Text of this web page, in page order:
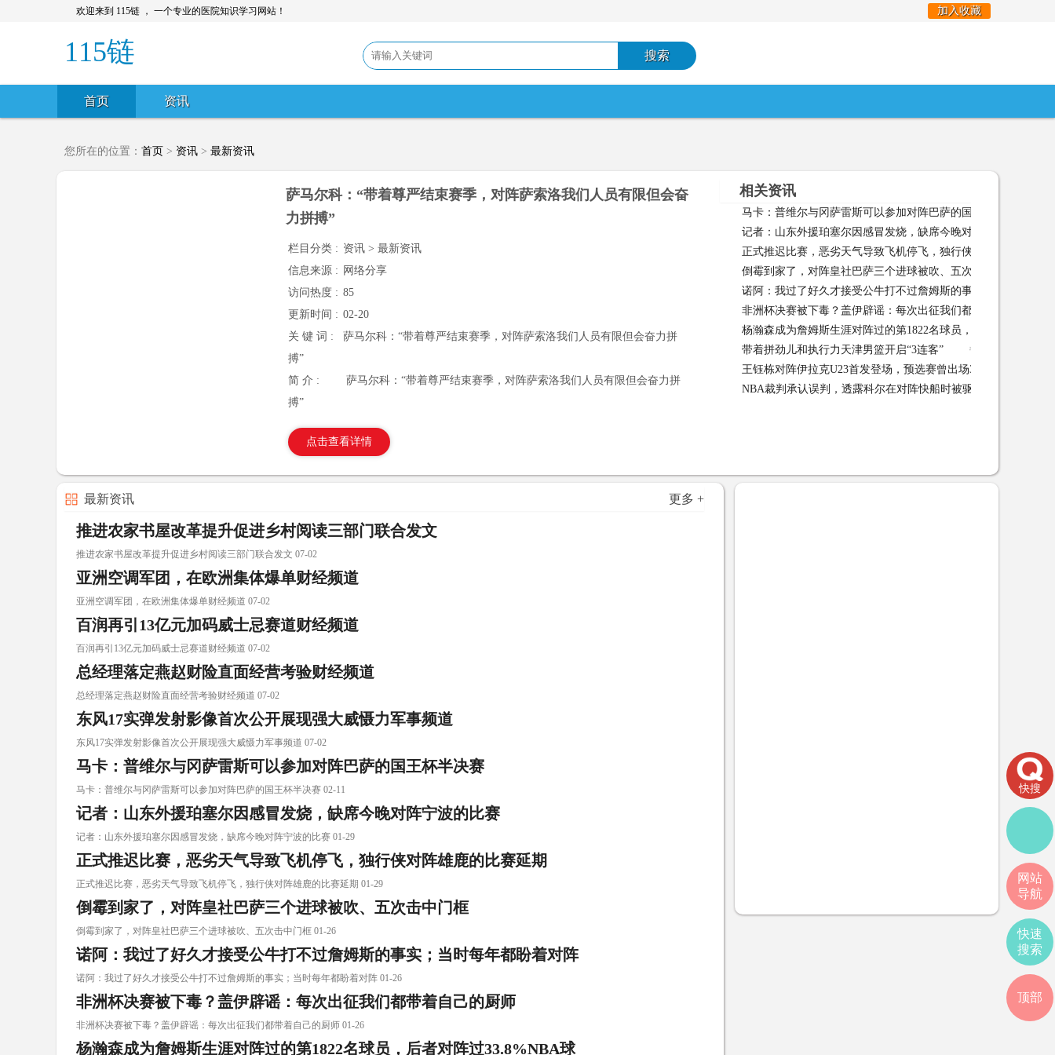
欢迎来到 115链 ， 一个专业的医院知识学习网站！ 加入收藏
115链
首页 资讯
您所在的位置： 首页 > 资讯 > 最新资讯
萨马尔科：“带着尊严结束赛季，对阵萨索洛我们人员有限但会奋
力拼搏”
栏目分类 : 资讯 > 最新资讯
信息来源 : 网络分享
访问热度 : 85
更新时间 : 02-20
关 键 词 :
萨马尔科：“带着尊严结束赛季，对阵萨索洛我们人员有限但会奋力拼
搏”
简 介 :
萨马尔科：“带着尊严结束赛季，对阵萨索洛我们人员有限但会奋力拼
搏”
点击查看详情
相关资讯
马卡：普维尔与冈萨雷斯可以参加对阵巴萨的国王杯半决赛
记者：山东外援珀塞尔因感冒发烧，缺席今晚对阵宁波的比赛
正式推迟比赛，恶劣天气导致飞机停飞，独行侠对阵雄鹿的比赛
延期 01-29
倒霉到家了，对阵皇社巴萨三个进球被吹、五次击中门框
诺阿：我过了好久才接受公牛打不过詹姆斯的事实；当时每年都
每年都盼着对阵 01-26
非洲杯决赛被下毒？盖伊辟谣：每次出征我们都带着自己的厨师
26
杨瀚森成为詹姆斯生涯对阵过的第1822名球员，后者对阵过
33.8%NBA球 01-21
带着拼劲儿和执行力天津男篮开启“3连客” 带着拼劲儿和执行
王钰栋对阵伊拉克U23首发登场，预选赛曾出场3次贡献3球3助攻
09
NBA裁判承认误判，透露科尔在对阵快船时被驱逐出场时喊了什
最新资讯 更多 +
推进农家书屋改革提升促进乡村阅读三部门联合发文
推进农家书屋改革提升促进乡村阅读三部门联合发文 07-02
亚洲空调军团，在欧洲集体爆单财经频道
亚洲空调军团，在欧洲集体爆单财经频道 07-02
百润再引13亿元加码威士忌赛道财经频道
百润再引13亿元加码威士忌赛道财经频道 07-02
总经理落定燕赵财险直面经营考验财经频道
总经理落定燕赵财险直面经营考验财经频道 07-02
东风17实弹发射影像首次公开展现强大威慑力军事频道
东风17实弹发射影像首次公开展现强大威慑力军事频道 07-02
马卡：普维尔与冈萨雷斯可以参加对阵巴萨的国王杯半决赛
马卡：普维尔与冈萨雷斯可以参加对阵巴萨的国王杯半决赛 02-11
记者：山东外援珀塞尔因感冒发烧，缺席今晚对阵宁波的比赛
记者：山东外援珀塞尔因感冒发烧，缺席今晚对阵宁波的比赛 01-29
正式推迟比赛，恶劣天气导致飞机停飞，独行侠对阵雄鹿的比赛延期
正式推迟比赛，恶劣天气导致飞机停飞，独行侠对阵雄鹿的比赛延期 01-29
倒霉到家了，对阵皇社巴萨三个进球被吹、五次击中门框
倒霉到家了，对阵皇社巴萨三个进球被吹、五次击中门框 01-26
诺阿：我过了好久才接受公牛打不过詹姆斯的事实；当时每年都盼着对阵
诺阿：我过了好久才接受公牛打不过詹姆斯的事实；当时每年都盼着对阵 01-26
非洲杯决赛被下毒？盖伊辟谣：每次出征我们都带着自己的厨师
非洲杯决赛被下毒？盖伊辟谣：每次出征我们都带着自己的厨师 01-26
杨瀚森成为詹姆斯生涯对阵过的第1822名球员，后者对阵过33.8%NBA球
快搜
网站
导航
快速
搜索
顶部